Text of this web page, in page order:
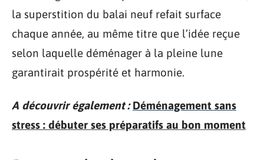
la superstition du balai neuf refait surface
chaque année, au même titre que l’idée reçue
selon laquelle déménager à la pleine lune
garantirait prospérité et harmonie.
A découvrir également : Déménagement sans
stress : débuter ses préparatifs au bon moment